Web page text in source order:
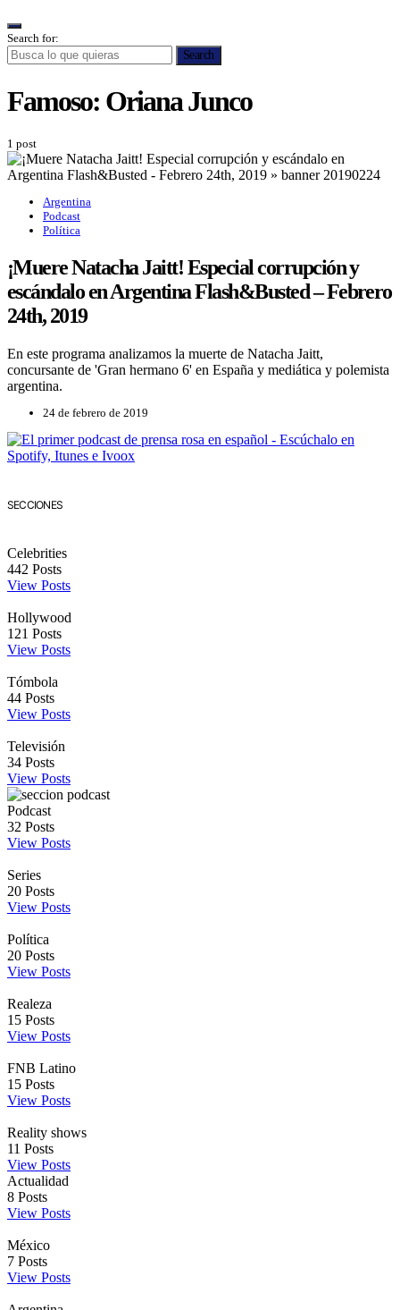
Search for:
Search
Famoso: Oriana Junco
1 post
Argentina
Podcast
Política
¡Muere Natacha Jaitt! Especial corrupción y
escándalo en Argentina Flash&Busted – Febrero
24th, 2019
En este programa analizamos la muerte de Natacha Jaitt,
concursante de 'Gran hermano 6' en España y mediática y polemista
argentina.
24 de febrero de 2019
SECCIONES
Celebrities
442 Posts
View Posts
Hollywood
121 Posts
View Posts
Tómbola
44 Posts
View Posts
Televisión
34 Posts
View Posts
Podcast
32 Posts
View Posts
Series
20 Posts
View Posts
Política
20 Posts
View Posts
Realeza
15 Posts
View Posts
FNB Latino
15 Posts
View Posts
Reality shows
11 Posts
View Posts
Actualidad
8 Posts
View Posts
México
7 Posts
View Posts